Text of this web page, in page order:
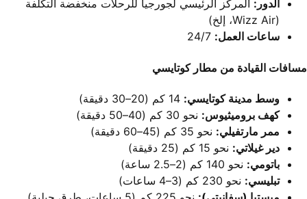
الدور: المركز الرئيسي لجورجيا للرحلات منخفضة التكلفة
(Wizz Air، إلخ)
ساعات العمل:
مسافات القيادة من مطار كوتايسي
وسط مدينة كوتايسي:
كهف بروميثيوس: نحو 30 كم (40–50 دقيقة)
ممر مارتفيلي: نحو 35 كم (45–60 دقيقة)
دير غيلاتي: نحو 15 كم (25 دقيقة)
باتومي: نحو 140 كم (2–2.5 ساعة)
تبليسي: نحو 230 كم (3–4 ساعات)